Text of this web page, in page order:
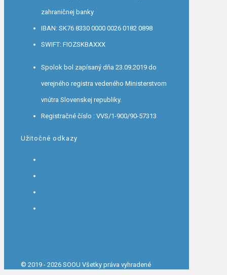
zahraničnej banky
IBAN: SK76 8330 0000 0026 0182 0898
SWIFT: FIOZSKBAXXX
Spolok bol zapísaný dňa 23.09.2019 do
verejného registra vedeného Ministerstvom
vnútra Slovenskej republiky.
Registračné číslo : VVS/1-900/90-57313
Užitočné odkazy
© 2019 - 2026 SOOU Všetky práva vyhradené